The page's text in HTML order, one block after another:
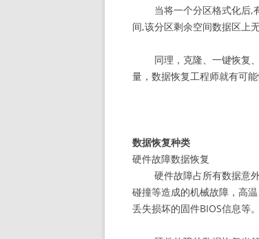
当将一个分区格式化后,
间,该分区剩余空间数据区上
同理，克隆、一键恢复
量，数据恢复工程师就有可能
数据恢复种类
硬件故障数据恢复
硬件故障占所有数据意
碰撞等造成的机械故障，高
丢失损坏的固件BIOS信息等。